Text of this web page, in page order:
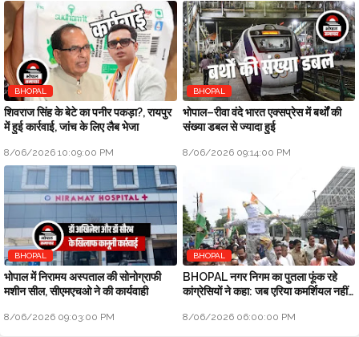
BHOPAL
शिवराज सिंह के बेटे का पनीर पकड़ा?, रायपुर
में हुई कार्रवाई, जांच के लिए लैब भेजा
8/06/2026 10:09:00 PM
BHOPAL
भोपाल–रीवा वंदे भारत एक्सप्रेस में बर्थों की
संख्या डबल से ज्यादा हुई
8/06/2026 09:14:00 PM
BHOPAL
भोपाल में निरामय अस्पताल की सोनोग्राफी
मशीन सील, सीएमएचओ ने की कार्यवाही
8/06/2026 09:03:00 PM
BHOPAL
BHOPAL नगर निगम का पुतला फूंक रहे
कांग्रेसियों ने कहा: जब एरिया कमर्शियल नहीं
8/06/2026 06:00:00 PM